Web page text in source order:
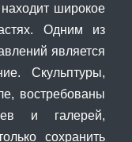
находит широкое
Одним из
является
Скульптуры,
востребованы
и галерей,
сохранить